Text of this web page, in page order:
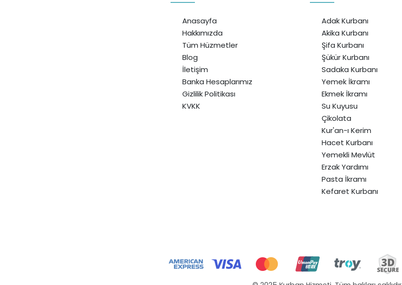
Anasayfa
Hakkımızda
Tüm Hüzmetler
Blog
İletişim
Banka Hesaplarımız
Gizlilik Politikası
KVKK
Adak Kurbanı
Akika Kurbanı
Şifa Kurbanı
Şükür Kurbanı
Sadaka Kurbanı
Yemek İkramı
Ekmek İkramı
Su Kuyusu
Çikolata
Kur'an-ı Kerim
Hacet Kurbanı
Yemekli Mevlüt
Erzak Yardımı
Pasta İkramı
Kefaret Kurbanı